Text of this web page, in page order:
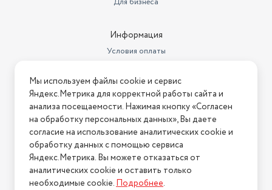
Информация
Условия оплаты
Условия возврата
Нашли ошибку на сайте? Напишите нам
2026 © Интернет-магазин "АстМаркет". У нас есть всё!
Политика конфиденциальности
Мы используем файлы cookie и сервис
Яндекс.Метрика для корректной работы сайта и
анализа посещаемости. Нажимая кнопку «Согласен
на обработку персональных данных», Вы даете
согласие на использование аналитических cookie и
обработку данных с помощью сервиса
Яндекс.Метрика. Вы можете отказаться от
аналитических cookie и оставить только
необходимые cookie.Подробнее.